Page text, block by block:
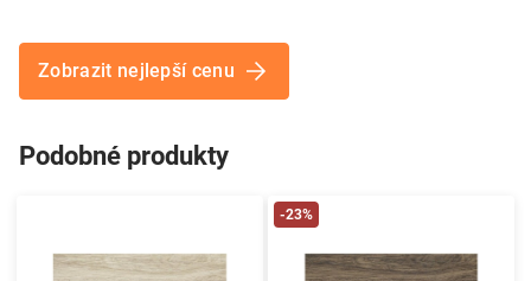
Zobrazit nejlepší cenu
Podobné produkty
-23%